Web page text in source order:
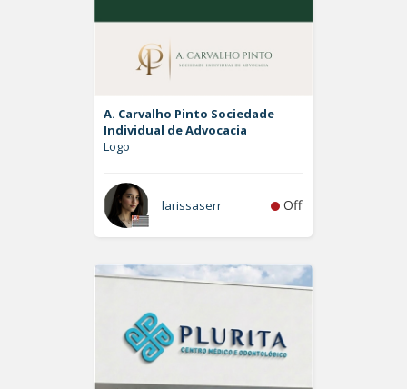
A. Carvalho Pinto Sociedade
Individual de Advocacia
Logo
larissaserr Off